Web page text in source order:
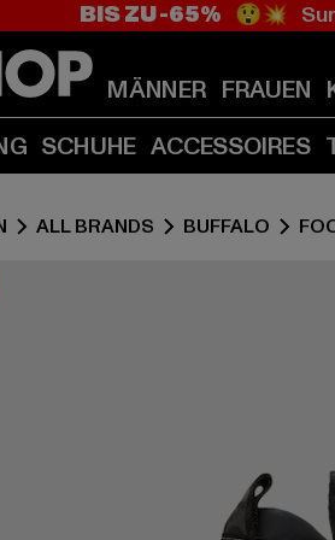
BIS ZU -65% 😲💥
MÄNNER FRAUEN
SCHUHE ACCESSOIRES
ALL BRANDS BUFFALO